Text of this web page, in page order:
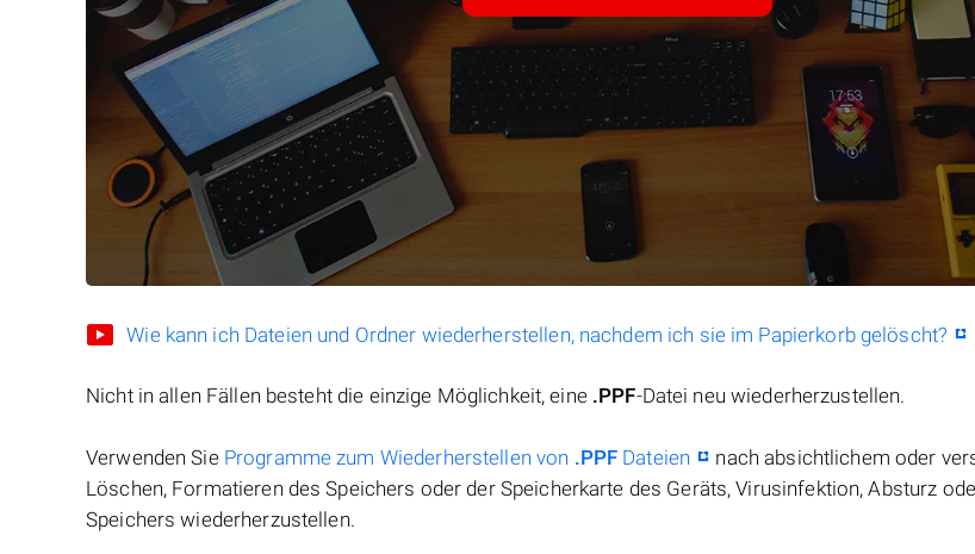
Wie kann ich Dateien und Ordner wiederherstellen, nachdem ich sie im Papierkorb gelöscht?
Nicht in allen Fällen besteht die einzige Möglichkeit, eine .PPF-Datei neu wiederherzustellen.
Verwenden Sie Programme zum Wiederherstellen von .PPF Dateien
nach absichtlichem oder
Löschen, Formatieren des Speichers oder der Speicherkarte des Geräts, Virusinfektion, Absturz
Speichers wiederherzustellen.